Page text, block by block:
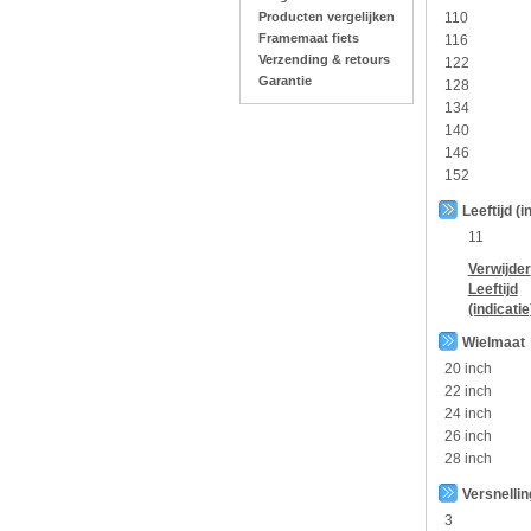
Producten vergelijken
Framemaat fiets
Verzending & retours
Garantie
110
116
122
128
134
140
146
152
Leeftijd
11
Verwijder
Leeftijd
Wielmaat
20 inch
22 inch
24 inch
26 inch
28 inch
3